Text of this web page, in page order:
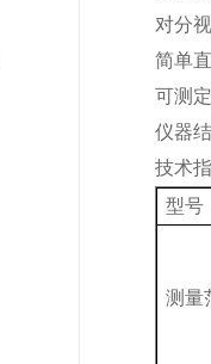
对分
简单
可测
仪器
技术
型号
测量